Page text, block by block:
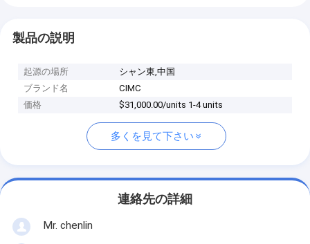
製品の説明
起源の場所
シャン東,中国
ブランド名
CIMC
価格
$31,000.00/units 1-4 units
多くを見て下さい
連絡先の詳細
Mr. chenlin